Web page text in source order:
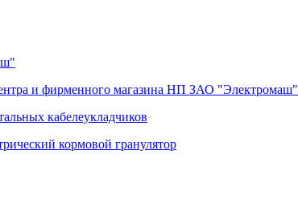
и фирменного магазина НП ЗАО "Электромаш"
кабелеукладчиков
кормовой гранулятор